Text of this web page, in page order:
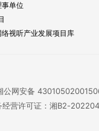
单位
视听产业发展项目库
公网安备
经营许可证：湘B2-